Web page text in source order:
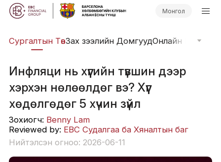
Монгол
Сургалтын ТөвЗах зээлийн ДомгуудОнлайн
Инфляци нь хүүгийн түвшин дээр
хэрхэн нөлөөлдөг вэ? Хүүг
хөдөлгөдөг 5 хүчин зүйл
Зохиогч: Benny Lam
Reviewed by: EBC Судалгаа ба Хяналтын баг
Нийтэлсэн огноо: 2026-06-11